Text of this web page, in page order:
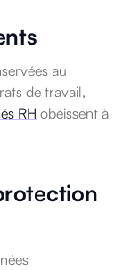
au
de travail,
RH obéissent à